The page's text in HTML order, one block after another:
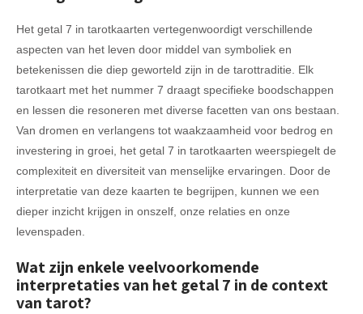
Het getal 7 in tarotkaarten vertegenwoordigt verschillende
aspecten van het leven door middel van symboliek en
betekenissen die diep geworteld zijn in de tarottraditie. Elk
tarotkaart met het nummer 7 draagt specifieke boodschappen
en lessen die resoneren met diverse facetten van ons bestaan.
Van dromen en verlangens tot waakzaamheid voor bedrog en
investering in groei, het getal 7 in tarotkaarten weerspiegelt de
complexiteit en diversiteit van menselijke ervaringen. Door de
interpretatie van deze kaarten te begrijpen, kunnen we een
dieper inzicht krijgen in onszelf, onze relaties en onze
levenspaden.
Wat zijn enkele veelvoorkomende
interpretaties van het getal 7 in de context
van tarot?